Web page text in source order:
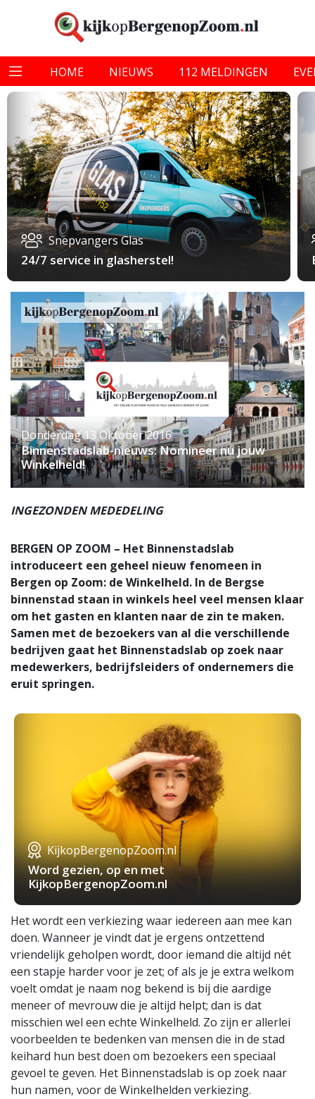
HOME NIEUWS 112 MELDINGEN
Snepvangers Glas
24/7 service in glasherstel!
Donderdag 13 Oktober 2016
Binnenstadslab-nieuws: Nomineer nu jouw
Winkelheld!
INGEZONDEN MEDEDELING
BERGEN OP ZOOM – Het Binnenstadslab
introduceert een geheel nieuw fenomeen in
Bergen op Zoom: de Winkelheld. In de Bergse
binnenstad staan in winkels heel veel mensen klaar
om het gasten en klanten naar de zin te maken.
Samen met de bezoekers van al die verschillende
bedrijven gaat het Binnenstadslab op zoek naar
medewerkers, bedrijfsleiders of ondernemers die
eruit springen.
KijkopBergenopZoom.nl
Word gezien, op en met
KijkopBergenopZoom.nl
Het wordt een verkiezing waar iedereen aan mee kan
doen. Wanneer je vindt dat je ergens ontzettend
vriendelijk geholpen wordt, door iemand die altijd nét
een stapje harder voor je zet; of als je je extra welkom
voelt omdat je naam nog bekend is bij die aardige
meneer of mevrouw die je altijd helpt; dan is dat
misschien wel een echte Winkelheld. Zo zijn er allerlei
voorbeelden te bedenken van mensen die in de stad
keihard hun best doen om bezoekers een speciaal
gevoel te geven. Het Binnenstadslab is op zoek naar
hun namen, voor de Winkelhelden verkiezing.